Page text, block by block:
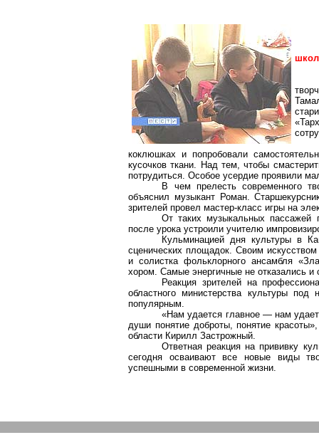
коклюшках и попробовали
кусочков ткани. Над тем, чтобы
потрудиться. Особое усердие проявили
В чем прелесть современного
объяснил музыкант Роман.
зрителей провел мастер-класс игры на
От таких музыкальных пассажей
после урока устроили учителю
Кульминацией дня культуры в
сценических площадок. Своим
и солистка фольклорного ансамбля
хором. Самые энергичные не отказались и
Реакция зрителей на
областного министерства культуры под
популярным.
«Нам удается главное — нам
души понятие доброты, понятие
области Кирилл Застрожный.
Ответная реакция на прививку
сегодня осваивают все новые виды
успешными в современной жизни.